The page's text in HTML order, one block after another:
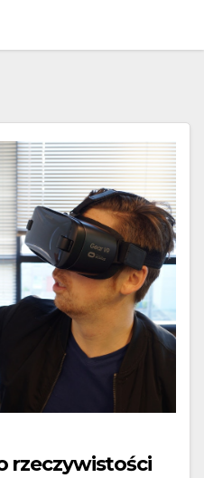
rzeczywistości